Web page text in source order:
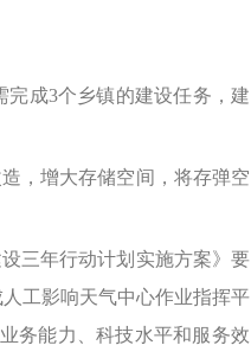
成3个乡镇的建设任务，建
，增大存储空间，将存弹空
三年行动计划实施方案》要
工影响天气中心作业指挥平
务能力、科技水平和服务效